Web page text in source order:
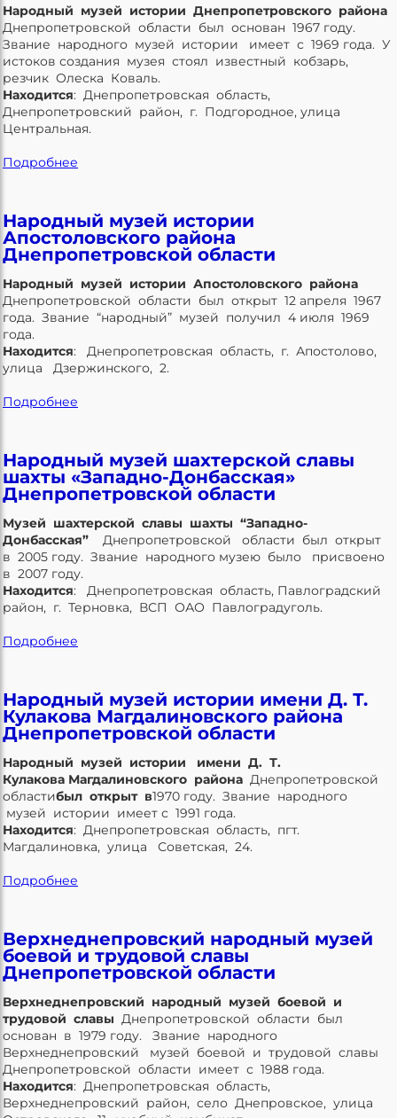
Народный музей истории Днепропетровского района
Днепропетровской области был основан 1967 году.
Звание народного музей истории имеет с 1969 года. У
истоков создания музея стоял известный кобзарь,
резчик Олеска Коваль.
Находится: Днепропетровская область,
Днепропетровский район, г. Подгородное, улица
Центральная.
Подробнее
Народный музей истории
Апостоловского района
Днепропетровской области
Народный музей истории Апостоловского района
Днепропетровской области был открыт 12 апреля 1967
года. Звание “народный” музей получил 4 июля 1969
года.
Находится: Днепропетровская область, г. Апостолово,
улица Дзержинского, 2.
Подробнее
Народный музей шахтерской славы
шахты «Западно-Донбасская»
Днепропетровской области
Музей шахтерской славы шахты “Западно-
Донбасская” Днепропетровской области был открыт
в 2005 году. Звание народного музею было присвоено
в 2007 году.
Находится: Днепропетровская область, Павлоградский
район, г. Терновка, ВСП ОАО Павлоградуголь.
Подробнее
Народный музей истории имени Д. Т.
Кулакова Магдалиновского района
Днепропетровской области
Народный музей истории имени Д. Т.
Кулакова Магдалиновского района Днепропетровской
областибыл открыт в1970 году. Звание народного
музей истории имеет с 1991 года.
Находится: Днепропетровская область, пгт.
Магдалиновка, улица Советская, 24.
Подробнее
Верхнеднепровский народный музей
боевой и трудовой славы
Днепропетровской области
Верхнеднепровский народный музей боевой и
трудовой славы Днепропетровской области был
основан в 1979 году. Звание народного
Верхнеднепровский музей боевой и трудовой славы
Днепропетровской области имеет с 1988 года.
Находится: Днепропетровская область,
Верхнеднепровский район, село Днепровское, улица